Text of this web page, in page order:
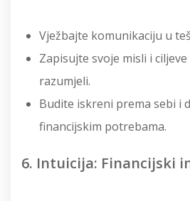
Vježbajte komunikaciju u
Zapisujte svoje misli i
razumjeli.
Budite iskreni prema sebi i
financijskim potrebama.
6. Intuicija: Financijski